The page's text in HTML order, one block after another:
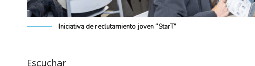
Iniciativa de reclutamiento joven “StarT”
Escuchar